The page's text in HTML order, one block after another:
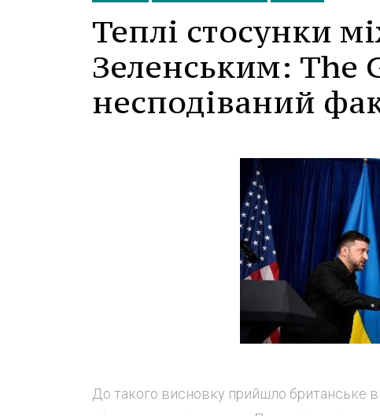
Теплі стосунки
Зеленським: The
несподіваний
До такого висновку прийшло британське